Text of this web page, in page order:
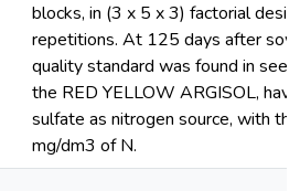
blocks, in (3 x 5 x 3) factorial
repetitions. At 125 days after
quality standard was found in
the RED YELLOW ARGISOL,
sulfate as nitrogen source, with
mg/dm3 of N.